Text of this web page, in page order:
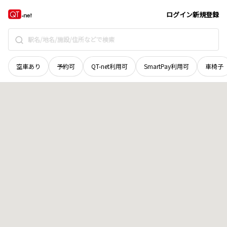
ログイン新規登録
空車あり 予約可 QT-net利用可 SmartPay利用可 車椅子
長野県